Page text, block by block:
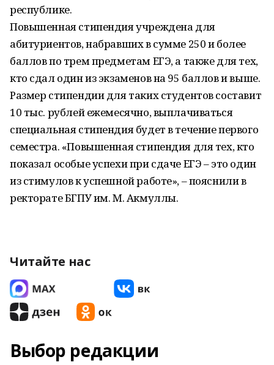
республике.
Повышенная стипендия учреждена для
абитуриентов, набравших в сумме 250 и более
баллов по трем предметам ЕГЭ, а также для тех,
кто сдал один из экзаменов на 95 баллов и выше.
Размер стипендии для таких студентов составит
10 тыс. рублей ежемесячно, выплачиваться
специальная стипендия будет в течение первого
семестра. «Повышенная стипендия для тех, кто
показал особые успехи при сдаче ЕГЭ – это один
из стимулов к успешной работе», – пояснили в
ректорате БГПУ им. М. Акмуллы.
Читайте нас
Выбор редакции